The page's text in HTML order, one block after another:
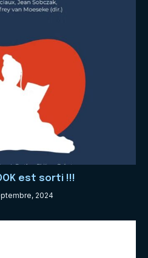
est sorti !!!
2024